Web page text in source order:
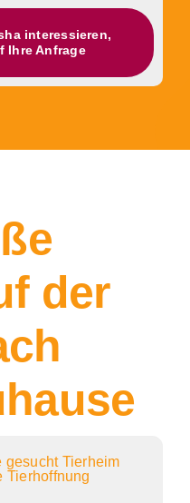
interessieren,
Ihre Anfrage
der